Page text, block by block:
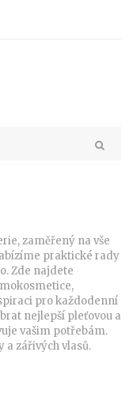
zaměřený na vše
praktické rady
Zde najdete
pro každodenní
nejlepší pleťovou a
vašim potřebám.
a zářivých vlasů.